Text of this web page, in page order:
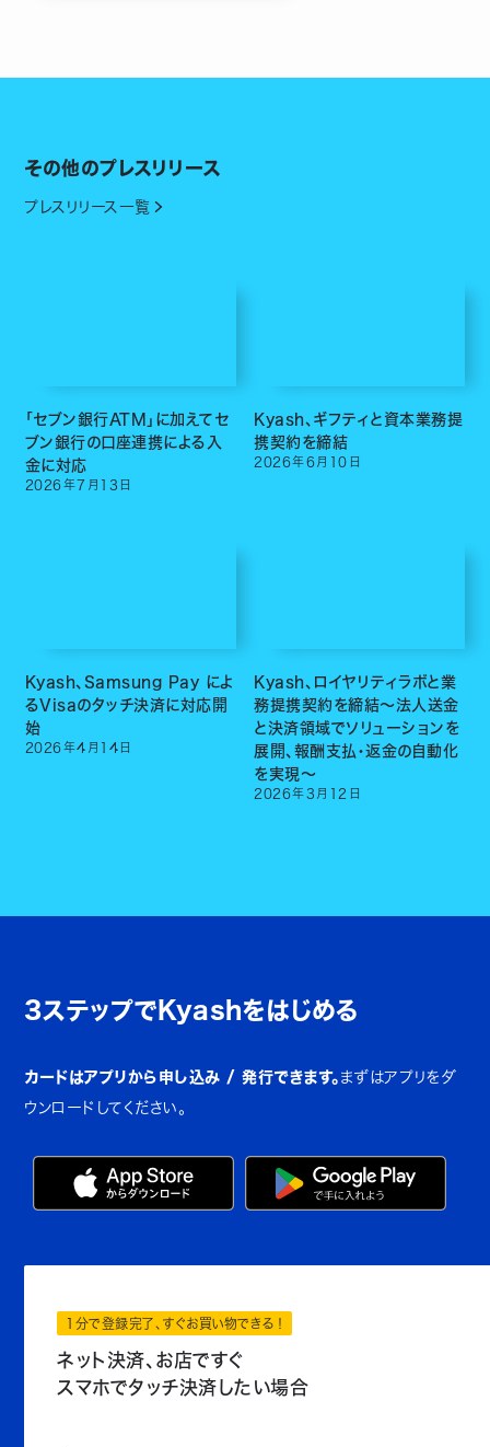
その他のプレスリリース
プレスリリース一覧
「セブン銀行ATM」に加えてセ
ブン銀行の口座連携による入
金に対応
2026年 7 月 13 日
Kyash、ギフティと資本業務提
携契約を締結
2026年6月 10 日
Kyash、Samsung Pay によ
るVisaのタッチ決済に対応開
始
2026年4 月 14 日
Kyash、ロイヤリティラボと業
務提携契約を締結〜法人送金
と決済領域でソリューションを
展開、報酬支払・返金の自動化
を実現〜
2026年3 月 12 日
3ステップでKyashをはじめる
カードはアプリから申し込み / 発行できます。 まずはアプリをダ
ウンロードしてください。
1分で登録完了、すぐお買い物できる！
ネット決済、お店ですぐ
スマホでタッチ決済したい場合